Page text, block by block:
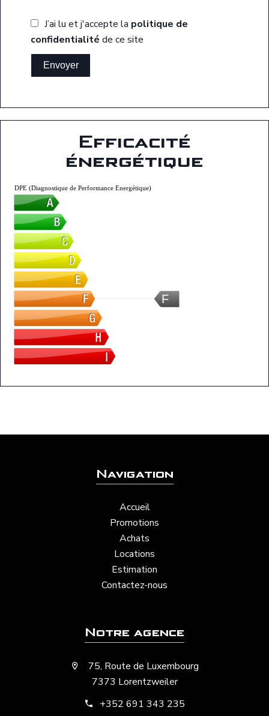
J’ai lu et j'accepte la politique de
confidentialité de ce site
Envoyer
Efficacité
énergétique
F
DPE (Diagnostique de Performance Energétique)
Navigation
Accueil
Promotions
Achats
Locations
Estimation
Contactez-nous
Notre agence
75, Route de Luxembourg
7373 Lorentzweiler
+352 691 343 235